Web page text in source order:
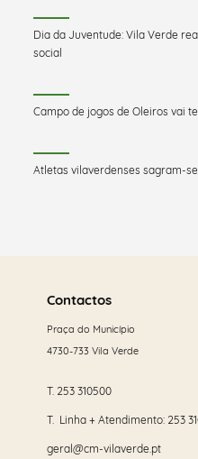
Dia da Juventude: Vila Verde
social
Campo de jogos de Oleiros vai
Atletas vilaverdenses sagram-
maisContactos
Praça do Município
4730-733 Vila Verde
T. 253 310500
T. Linha + Atendimento: 253
geral@cm-vilaverde.pt